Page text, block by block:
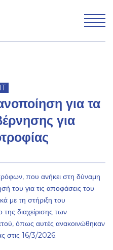
για τα
για
που ανήκει στη δύναμη
του για τις αποφάσεις του
με τη στήριξη του
διαχείρισης των
όπως αυτές ανακοινώθηκαν
στις 16/3/2026.